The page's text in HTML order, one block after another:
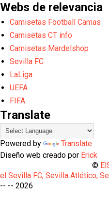
Webs de relevancia
Camisetas Football Camas
Camisetas CT info
Camisetas Mardelshop
Sevilla FC
LaLiga
UEFA
FIFA
Translate
Powered by
Translate
Diseño web creado por Erick
©
el Sevilla FC, Sevilla Atlético,
-- -- 2026